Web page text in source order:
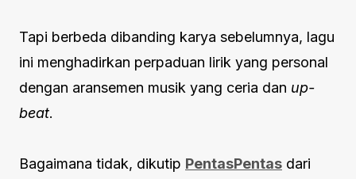
Tapi berbeda dibanding karya sebelumnya, lagu
ini menghadirkan perpaduan lirik yang personal
dengan aransemen musik yang ceria dan up-
beat.
Bagaimana tidak, dikutip PentasPentas dari